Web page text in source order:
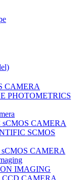
CAMERA
PHOTOMETRICS
CAMERA
SCMOS
CAMERA
IMAGING
CAMERA